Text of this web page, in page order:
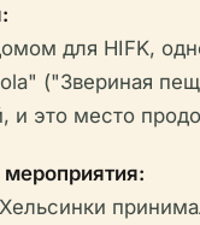
для HIFK,
("Звериная
и это место